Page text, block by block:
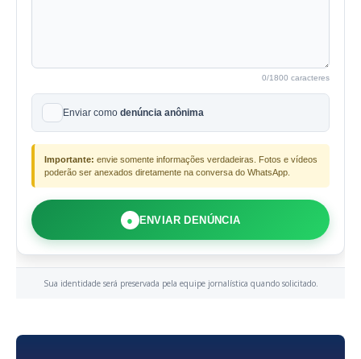
0/1800 caracteres
Enviar como denúncia anônima
Importante: envie somente informações verdadeiras. Fotos e vídeos
poderão ser anexados diretamente na conversa do WhatsApp.
● ENVIAR DENÚNCIA
Sua identidade será preservada pela equipe jornalística quando solicitado.